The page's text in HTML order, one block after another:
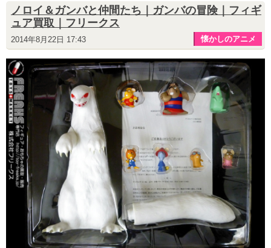
ノロイ＆ガンバと仲間たち｜ガンバの冒険｜フィギ
ュア買取｜フリークス
2014年8月22日 17:43 懐かしのアニメ